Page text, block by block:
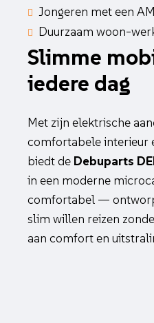
Jongeren met een
Duurzaam woon-
Slimme
iedere dag
Met zijn elektrische
comfortabele interieur
biedt de Debuparts
in een moderne
comfortabel —
slim willen reizen
aan comfort en